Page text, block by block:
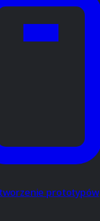
prototypów